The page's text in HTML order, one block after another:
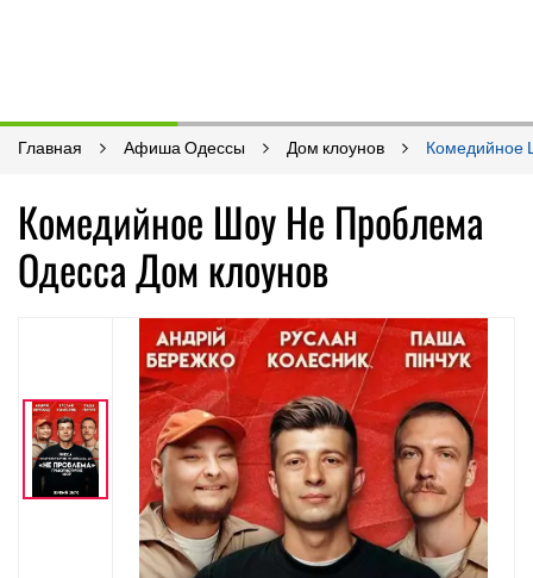
Главная Афиша Одессы Дом клоунов Комедийное
Комедийное Шоу Не Проблема
Одесса Дом клоунов